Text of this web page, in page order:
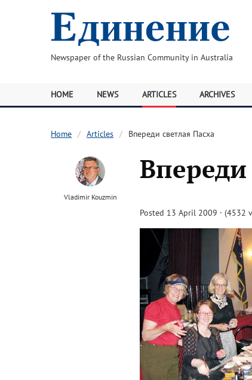
Newspaper of the Russian Community in Australia
HOME NEWS ARTICLES ARCHIVES
Home Articles Впереди светлая Пасха
Vladimir Kouzmin
Впереди
Posted 13 April 2009 · (4532